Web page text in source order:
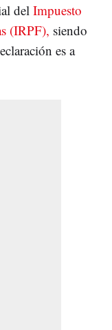
del Impuesto
(IRPF), siendo
es a